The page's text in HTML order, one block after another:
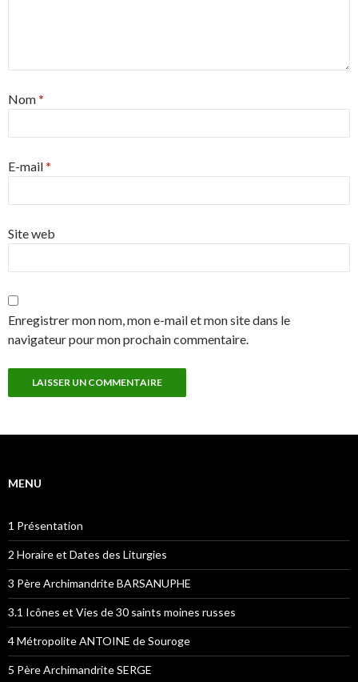
Nom*
E-mail*
Site web
Enregistrer mon nom, mon e-mail et mon site dans le
navigateur pour mon prochain commentaire.
MENU
1 Présentation
2 Horaire et Dates des Liturgies
3 Père Archimandrite BARSANUPHE
3.1 Icônes et Vies de 30 saints moines russes
4 Métropolite ANTOINE de Souroge
5 Père Archimandrite SERGE